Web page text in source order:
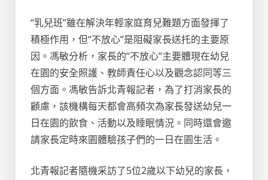
“乳兒班”雖在解決年輕家庭育兒難題方面發揮了
積極作用，但“不放心”是阻礙家長送托的主要原
因。馮敏分析，家長的“不放心”主要體現在幼兒
在園的安全照護、教師責任心以及觀念認同等三
個方面。馮敏告訴北青報記者，為了打消家長的
顧慮，該機構每天都會高頻次為家長發送幼兒一
日在園的飲食、活動以及睡眠情況。同時還會邀
請家長定時來園體驗孩子們的一日在園生活。
北青報記者隨機采訪了5位2歲以下幼兒的家長，